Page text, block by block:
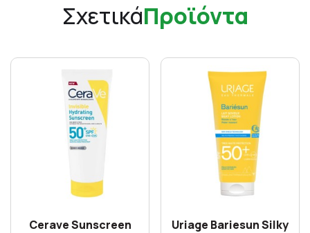
ΣχετικάΠροϊόντα
Cerave Sunscreen
Uriage Bariesun Silky